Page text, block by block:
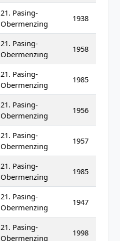
21. Pasing-
Obermenzing
1938
21. Pasing-
Obermenzing
1958
21. Pasing-
Obermenzing
1985
21. Pasing-
Obermenzing
1956
21. Pasing-
Obermenzing
1957
21. Pasing-
Obermenzing
1985
21. Pasing-
Obermenzing
1947
21. Pasing-
Obermenzing
1998